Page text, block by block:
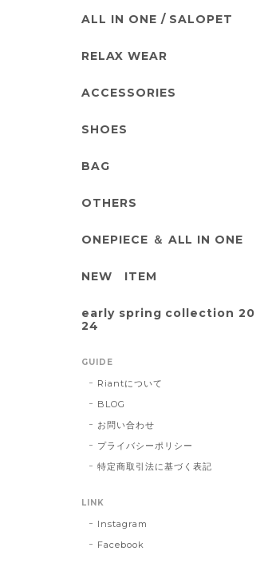
ALL IN ONE / SALOPET
RELAX WEAR
ACCESSORIES
SHOES
BAG
OTHERS
ONEPIECE ＆ ALL IN ONE
NEW ITEM
early spring collection 20
24
GUIDE
Riantについて
BLOG
お問い合わせ
プライバシーポリシー
特定商取引法に基づく表記
LINK
Instagram
Facebook